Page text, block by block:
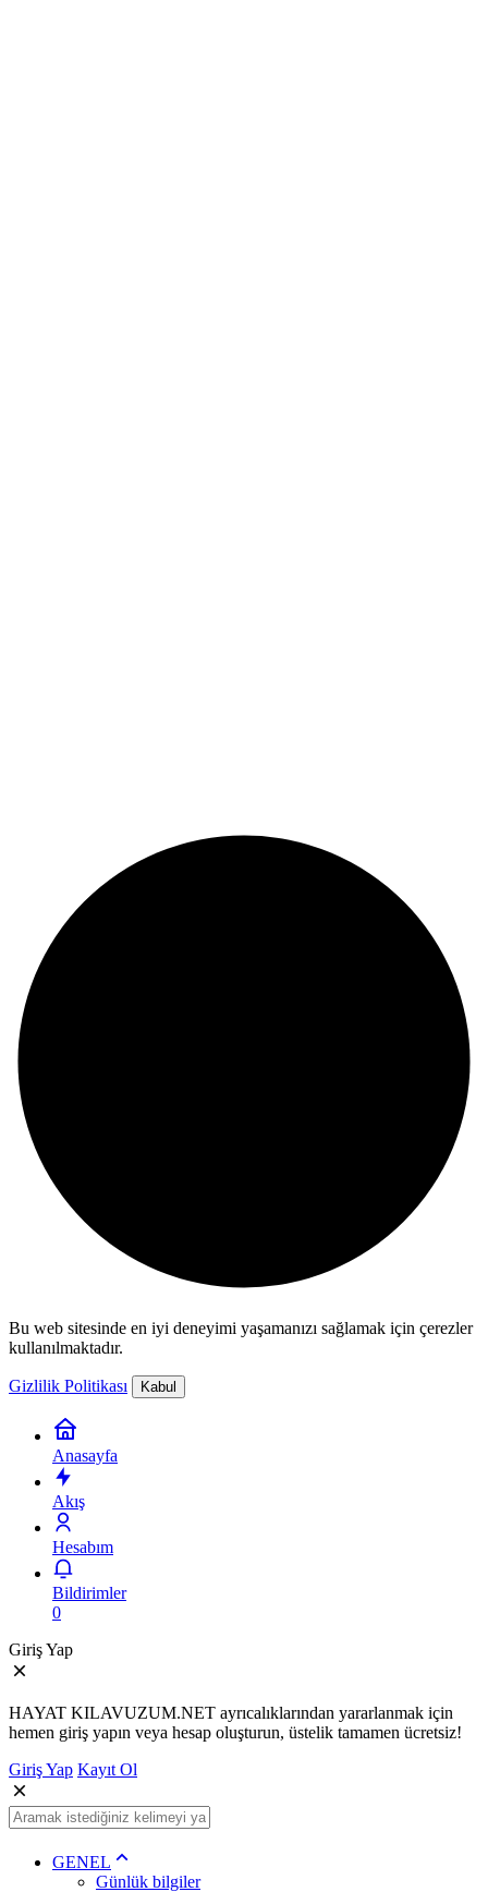
Bu web sitesinde en iyi deneyimi yaşamanızı sağlamak için çerezler
kullanılmaktadır.
Gizlilik Politikası Kabul
Anasayfa
Akış
Hesabım
Bildirimler
0
Giriş Yap
HAYAT KILAVUZUM.NET ayrıcalıklarından yararlanmak için
hemen giriş yapın veya hesap oluşturun, üstelik tamamen ücretsiz!
Giriş Yap Kayıt Ol
GENEL
Günlük bilgiler